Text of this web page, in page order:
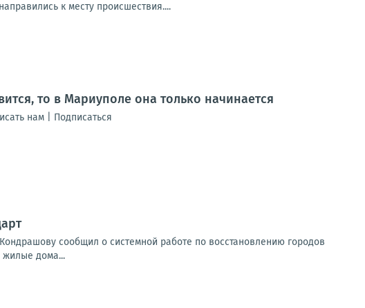
к месту происшествия....
то в Мариуполе она только начинается
нам | Подписаться
сообщил о системной работе по восстановлению городов
жилые дома...